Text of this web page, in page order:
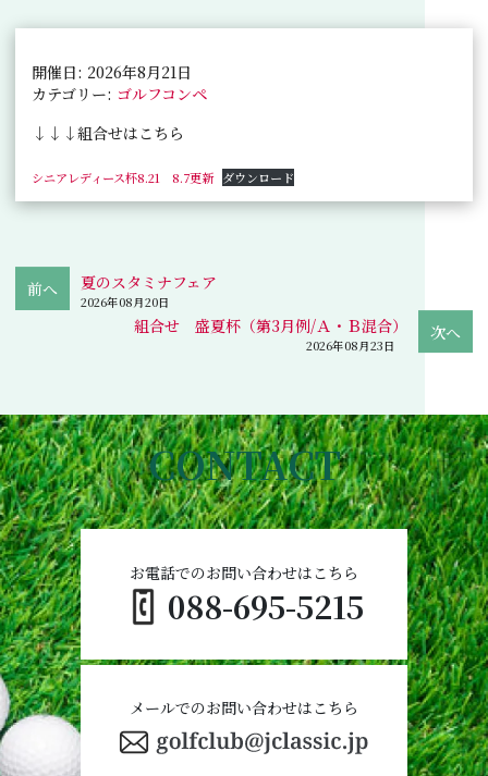
開催日: 2026年8月21日
カテゴリー: ゴルフコンペ
↓↓↓組合せはこちら
シニアレディース杯8.21 8.7更新 ダウンロード
夏のスタミナフェア
2026年08月20日
組合せ 盛夏杯（第3月例/Ａ・Ｂ混合）
2026年08月23日
CONTACT
088-695-5215
お電話でのお問い合わせはこちら
メールでのお問い合わせはこちら